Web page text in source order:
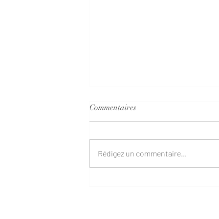
Commentaires
Rédigez un commentaire...